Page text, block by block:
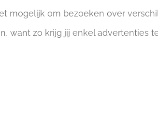
mogelijk om bezoeken over
want zo krijg jij enkel advertenties